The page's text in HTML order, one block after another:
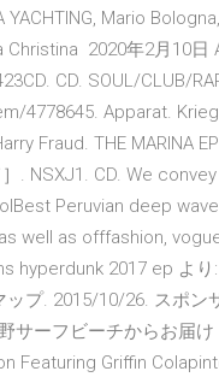
YACHTING, Mario
Christina 2020年2月10日
CD. SOUL/CLUB/
4778645. Apparat.
Fraud. THE MARINA
. NSXJ1. CD. We
Peruvian deep
well as offfashion,
hyperdunk 2017 ep より:
ップ. 2015/10/26. スポン
サーフビーチからお届け
Featuring Griffin